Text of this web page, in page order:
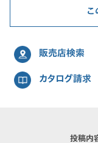
こ
販売店検索
カタログ請求
投稿内